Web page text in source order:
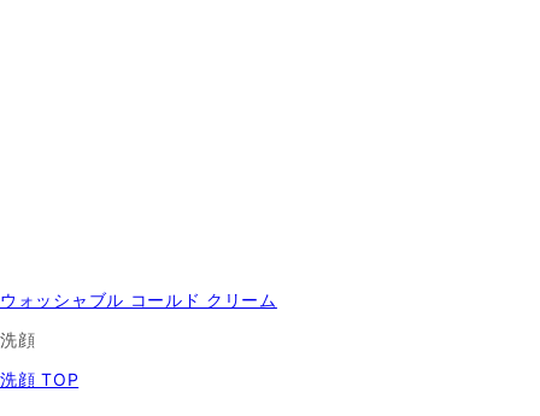
ウォッシャブル コールド クリーム
洗顔
洗顔 TOP